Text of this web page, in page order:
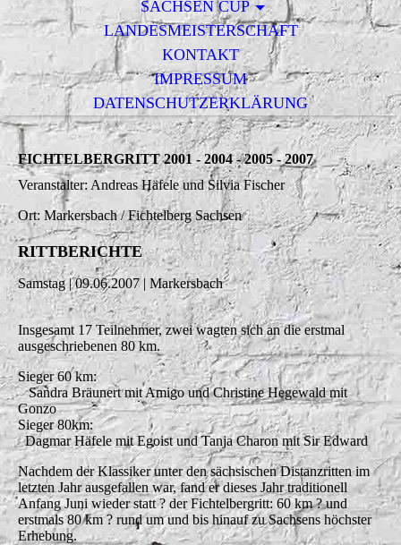
SACHSEN CUP
LANDESMEISTERSCHAFT
KONTAKT
IMPRESSUM
DATENSCHUTZERKLÄRUNG
FICHTELBERGRITT 2001 - 2004 - 2005 - 2007
Veranstalter: Andreas Häfele und Silvia Fischer
Ort: Markersbach / Fichtelberg Sachsen
RITTBERICHTE
Samstag | 09.06.2007 | Markersbach
Insgesamt 17 Teilnehmer, zwei wagten sich an die erstmal
ausgeschriebenen 80 km.
Sieger 60 km:
Sandra Bräunert mit Amigo und Christine Hegewald mit
Gonzo
Sieger 80km:
Dagmar Häfele mit Egoist und Tanja Charon mit Sir Edward
Nachdem der Klassiker unter den sächsischen Distanzritten im
letzten Jahr ausgefallen war, fand er dieses Jahr traditionell
Anfang Juni wieder statt ? der Fichtelbergritt: 60 km ? und
erstmals 80 km ? rund um und bis hinauf zu Sachsens höchster
Erhebung.